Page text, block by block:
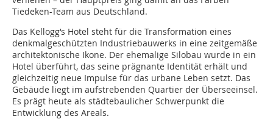
Tiedeken-Team aus Deutschland.
Das Kellogg‘s Hotel steht für die Transformation eines
denkmalgeschützten Industriebauwerks in eine zeitgemäße
architektonische Ikone. Der ehemalige Silobau wurde in ein
Hotel überführt, das seine prägnante Identität erhält und
gleichzeitig neue Impulse für das urbane Leben setzt. Das
Gebäude liegt im aufstrebenden Quartier der Überseeinsel.
Es prägt heute als städtebaulicher Schwerpunkt die
Entwicklung des Areals.